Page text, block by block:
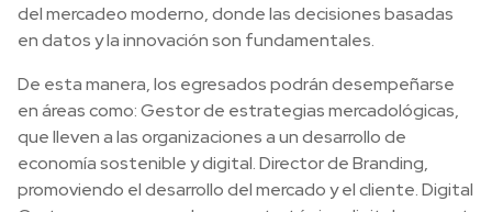
del mercadeo moderno, donde las decisiones basadas
en datos y la innovación son fundamentales.
De esta manera, los egresados podrán desempeñarse
en áreas como: Gestor de estrategias mercadológicas,
que lleven a las organizaciones a un desarrollo de
economía sostenible y digital. Director de Branding,
promoviendo el desarrollo del mercado y el cliente. Digital